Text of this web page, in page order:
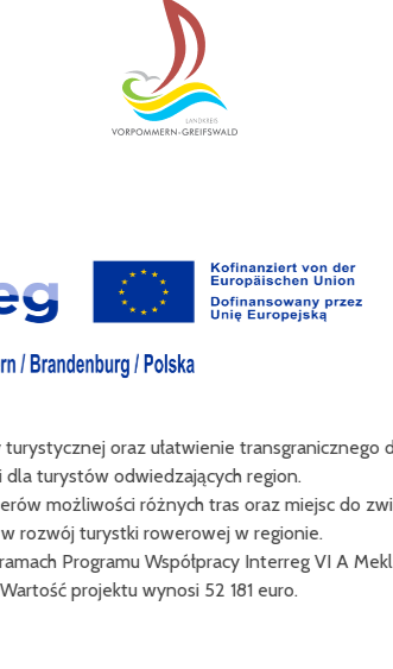
oraz ułatwienie transgranicznego
turystów odwiedzających region.
możliwości różnych tras oraz miejsc do
turystki rowerowej w regionie.
Programu Współpracy Interreg VI A
projektu wynosi 52 181 euro.